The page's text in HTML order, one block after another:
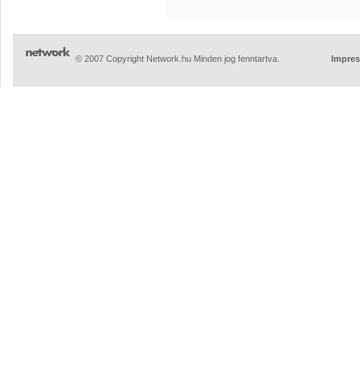
© 2007 Copyright Network.hu Minden jog fenntartva.